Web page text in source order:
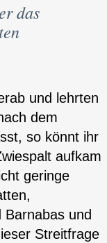
das
und lehrten
dem
so könnt ihr
aufkam
geringe
Barnabas und
Streitfrage